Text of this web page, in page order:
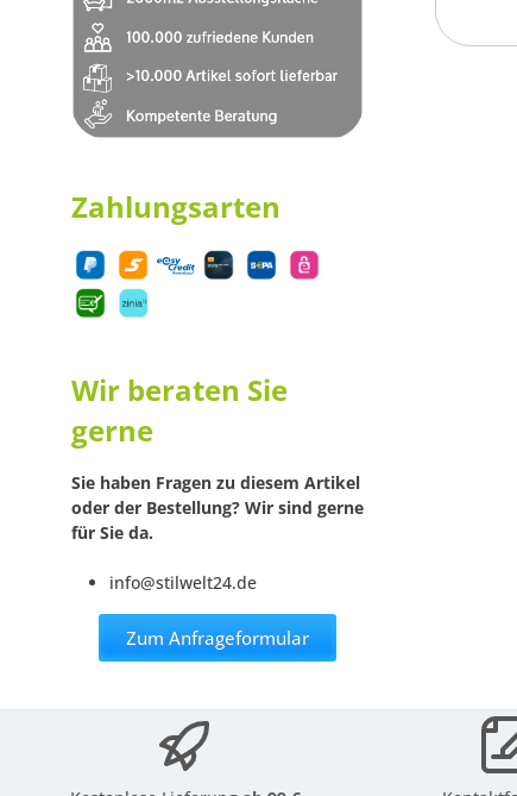
Zahlungsarten
Wir beraten Sie
gerne
Sie haben Fragen zu diesem Artikel
oder der Bestellung? Wir sind gerne
für Sie da.
info@stilwelt24.de
Zum Anfrageformular